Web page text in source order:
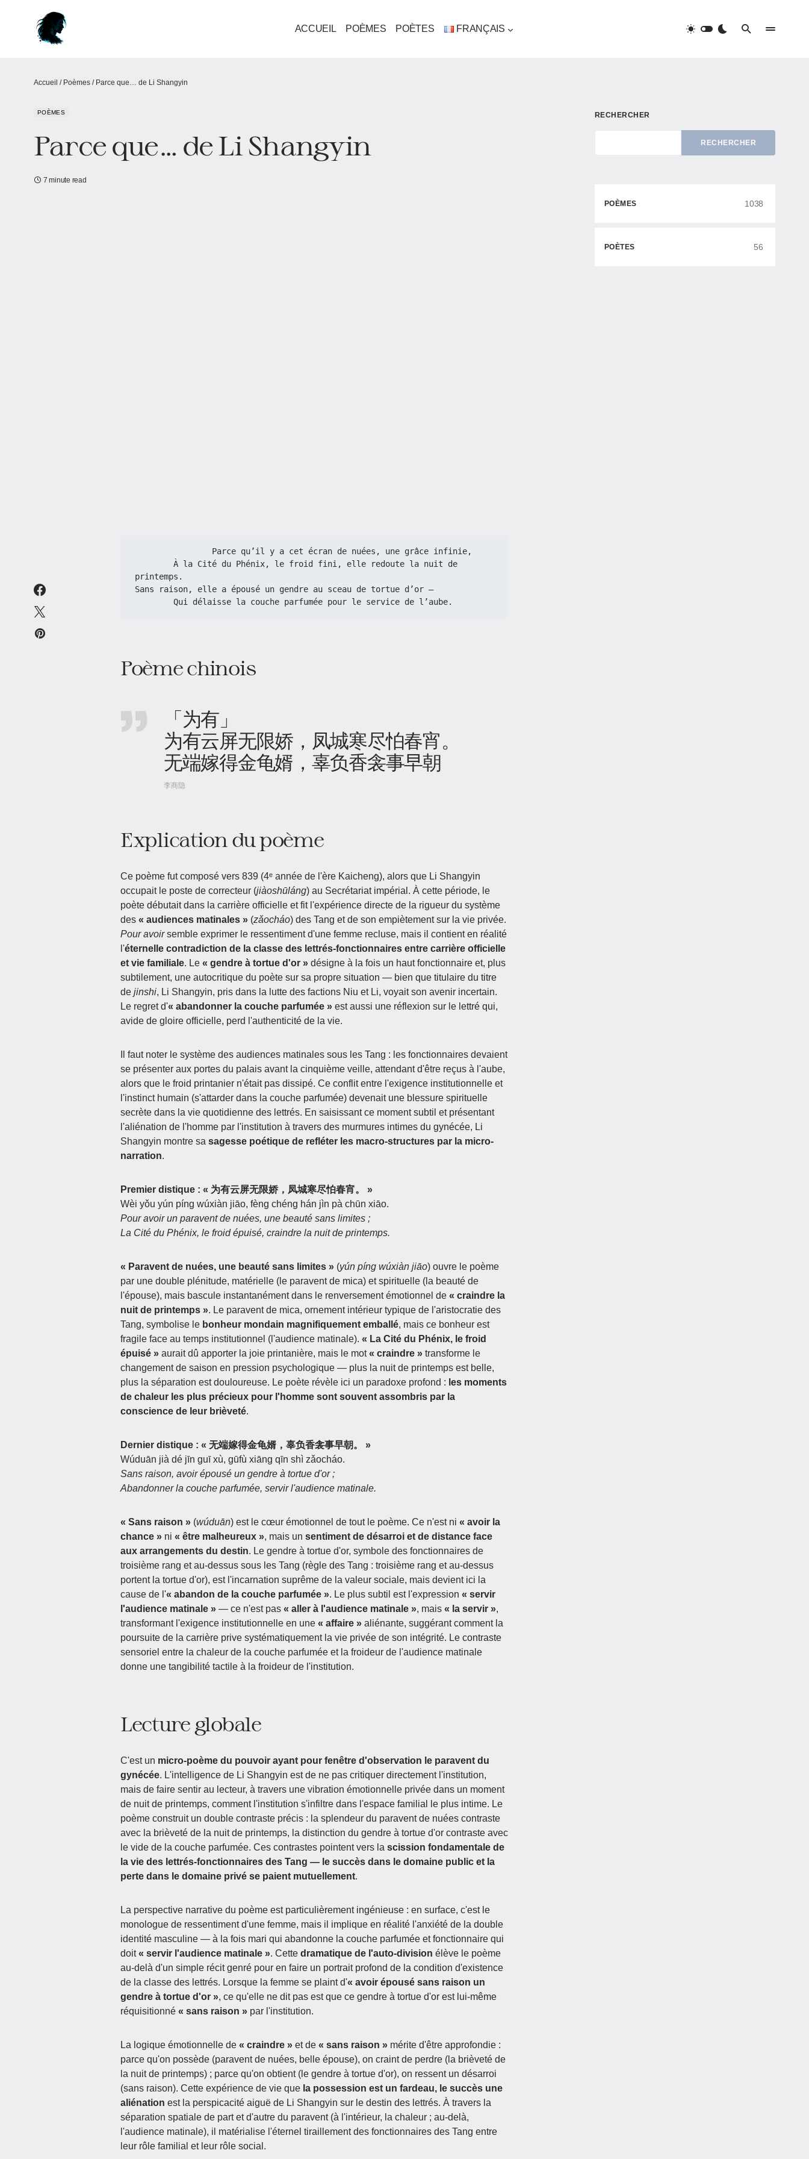
ACCUEIL POÈMES POÈTES FRANÇAIS
Accueil / Poèmes / Parce que… de Li Shangyin
POÈMES
Parce que… de Li Shangyin
7 minute read
                Parce qu’il y a cet écran de nuées, une grâce infinie,
printemps.
Sans raison, elle a épousé un gendre au sceau de tortue d’or —
        Qui délaisse la couche parfumée pour le service de l’aube.
Poème chinois
「为有」
为有云屏无限娇，凤城寒尽怕春宵。
无端嫁得金龟婿，辜负香衾事早朝
李商隐
Explication du poème
Ce poème fut composé vers 839 (4ᵉ année de l'ère Kaicheng), alors que Li Shangyin
occupait le poste de correcteur (jiàoshūláng) au Secrétariat impérial. À cette période, le
poète débutait dans la carrière officielle et fit l'expérience directe de la rigueur du système
des « audiences matinales » (zǎocháo) des Tang et de son empiètement sur la vie privée.
Pour avoirsemble exprimer le ressentiment d'une femme recluse, mais il contient en réalité
l'éternelle contradiction de la classe des lettrés-fonctionnaires entre carrière officielle
et vie familiale. Le « gendre à tortue d'or » désigne à la fois un haut fonctionnaire et, plus
subtilement, une autocritique du poète sur sa propre situation — bien que titulaire du titre
de jinshi, Li Shangyin, pris dans la lutte des factions Niu et Li, voyait son avenir incertain.
Le regret d'« abandonner la couche parfumée » est aussi une réflexion sur le lettré qui,
avide de gloire officielle, perd l'authenticité de la vie.
Il faut noter le système des audiences matinales sous les Tang : les fonctionnaires devaient
se présenter aux portes du palais avant la cinquième veille, attendant d'être reçus à l'aube,
alors que le froid printanier n'était pas dissipé. Ce conflit entre l'exigence institutionnelle et
l'instinct humain (s'attarder dans la couche parfumée) devenait une blessure spirituelle
secrète dans la vie quotidienne des lettrés. En saisissant ce moment subtil et présentant
l'aliénation de l'homme par l'institution à travers des murmures intimes du gynécée, Li
Shangyin montre sa sagesse poétique de refléter les macro-structures par la micro-
narration.
Premier distique : « 为有云屏无限娇，凤城寒尽怕春宵。 »
Wèi yǒu yún píng wúxiàn jiāo, fèng chéng hán jìn pà chūn xiāo.
Pour avoir un paravent de nuées, une beauté sans limites ;
La Cité du Phénix, le froid épuisé, craindre la nuit de printemps.
« Paravent de nuées, une beauté sans limites » (yún píng wúxiàn jiāo) ouvre le poème
par une double plénitude, matérielle (le paravent de mica) et spirituelle (la beauté de
l'épouse), mais bascule instantanément dans le renversement émotionnel de « craindre la
nuit de printemps ». Le paravent de mica, ornement intérieur typique de l'aristocratie des
Tang, symbolise le bonheur mondain magnifiquement emballé, mais ce bonheur est
fragile face au temps institutionnel (l'audience matinale). « La Cité du Phénix, le froid
épuisé » aurait dû apporter la joie printanière, mais le mot« craindre » transforme le
changement de saison en pression psychologique — plus la nuit de printemps est belle,
plus la séparation est douloureuse. Le poète révèle ici un paradoxe profond : les moments
de chaleur les plus précieux pour l'homme sont souvent assombris par la
conscience de leur brièveté.
Dernier distique : « 无端嫁得金龟婿，辜负香衾事早朝。 »
Wúduān jià dé jīn guī xù, gūfù xiāng qīn shì zǎocháo.
Sans raison, avoir épousé un gendre à tortue d'or ;
Abandonner la couche parfumée, servir l'audience matinale.
« Sans raison » (wúduān) est le cœur émotionnel de tout le poème. Ce n'est ni « avoir la
chance » ni « être malheureux », mais un sentiment de désarroi et de distance face
aux arrangements du destin. Le gendre à tortue d'or, symbole des fonctionnaires de
troisième rang et au-dessus sous les Tang (règle des Tang : troisième rang et au-dessus
portent la tortue d'or), est l'incarnation suprême de la valeur sociale, mais devient ici la
cause de l'« abandon de la couche parfumée ». Le plus subtil est l'expression « servir
l'audience matinale » — ce n'est pas « aller à l'audience matinale », mais « la servir »,
transformant l'exigence institutionnelle en une « affaire » aliénante, suggérant comment la
poursuite de la carrière prive systématiquement la vie privée de son intégrité. Le contraste
sensoriel entre la chaleur de la couche parfumée et la froideur de l'audience matinale
donne une tangibilité tactile à la froideur de l'institution.
Lecture globale
C'est un micro-poème du pouvoir ayant pour fenêtre d'observation le paravent du
gynécée. L'intelligence de Li Shangyin est de ne pas critiquer directement l'institution,
mais de faire sentir au lecteur, à travers une vibration émotionnelle privée dans un moment
de nuit de printemps, comment l'institution s'infiltre dans l'espace familial le plus intime. Le
poème construit un double contraste précis : la splendeur du paravent de nuées contraste
avec la brièveté de la nuit de printemps, la distinction du gendre à tortue d'or contraste avec
le vide de la couche parfumée. Ces contrastes pointent vers la scission fondamentale de
la vie des lettrés-fonctionnaires des Tang — le succès dans le domaine public et la
perte dans le domaine privé se paient mutuellement.
La perspective narrative du poème est particulièrement ingénieuse : en surface, c'est le
monologue de ressentiment d'une femme, mais il implique en réalité l'anxiété de la double
identité masculine — à la fois mari qui abandonne la couche parfumée et fonctionnaire qui
doit« servir l'audience matinale ». Cette dramatique de l'auto-division élève le poème
au-delà d'un simple récit genré pour en faire un portrait profond de la condition d'existence
de la classe des lettrés. Lorsque la femme se plaint d'« avoir épousé sans raison un
gendre à tortue d'or », ce qu'elle ne dit pas est que ce gendre à tortue d'or est lui-même
réquisitionné « sans raison » par l'institution.
La logique émotionnelle de « craindre » et de « sans raison » mérite d'être approfondie :
parce qu'on possède (paravent de nuées, belle épouse), on craint de perdre (la brièveté de
la nuit de printemps) ; parce qu'on obtient (le gendre à tortue d'or), on ressent un désarroi
(sans raison). Cette expérience de vie que la possession est un fardeau, le succès une
aliénation est la perspicacité aiguë de Li Shangyin sur le destin des lettrés. À travers la
séparation spatiale de part et d'autre du paravent (à l'intérieur, la chaleur ; au-delà,
l'audience matinale), il matérialise l'éternel tiraillement des fonctionnaires des Tang entre
leur rôle familial et leur rôle social.
RECHERCHER
RECHERCHER
POÈMES 1038
POÈTES 56